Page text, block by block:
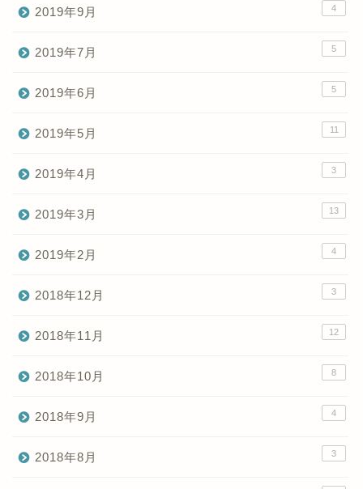
2019年9月 4
2019年7月 5
2019年6月 5
2019年5月 11
2019年4月 3
2019年3月 13
2019年2月 4
2018年12月 3
2018年11月 12
2018年10月 8
2018年9月 4
2018年8月 3